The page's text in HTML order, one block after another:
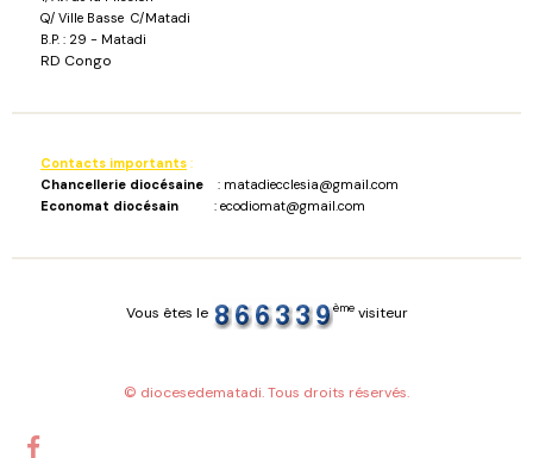
Q/ Ville Basse C/Matadi
B.P. : 29 - Matadi
RD Congo
Contacts importants :
Chancellerie diocésaine : matadiecclesia@gmail.com
Economat diocésain : ecodiomat@gmail.com
Vous êtes le èmevisiteur
© diocesedematadi. Tous droits réservés.